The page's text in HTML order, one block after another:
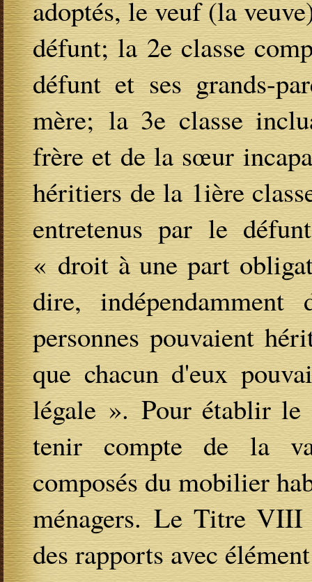
adoptés, le veuf (la
défunt; la 2e classe
défunt et ses grands-
mère; la 3e classe
frère et de la sœur
héritiers de la 1ière
entretenus par le
« droit à une part
dire,
personnes pouvaient
que chacun d'eux
légale ». Pour établir
tenir compte de la
composés du mobilier
ménagers. Le Titre VIII
des rapports avec